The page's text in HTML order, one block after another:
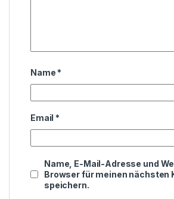
Name *
Email *
Name, E-Mail-Adresse und
Browser für meinen nächsten
speichern.